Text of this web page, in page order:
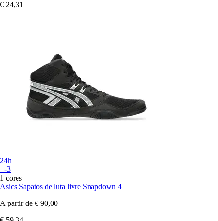
€ 24,31
24h
+-3
1 cores
Asics Sapatos de luta livre Snapdown 4
A partir de € 90,00